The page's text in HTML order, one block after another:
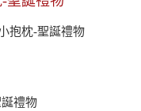
抱枕-聖誕禮物
禮物